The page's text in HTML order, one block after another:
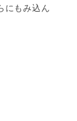
にもみ込ん